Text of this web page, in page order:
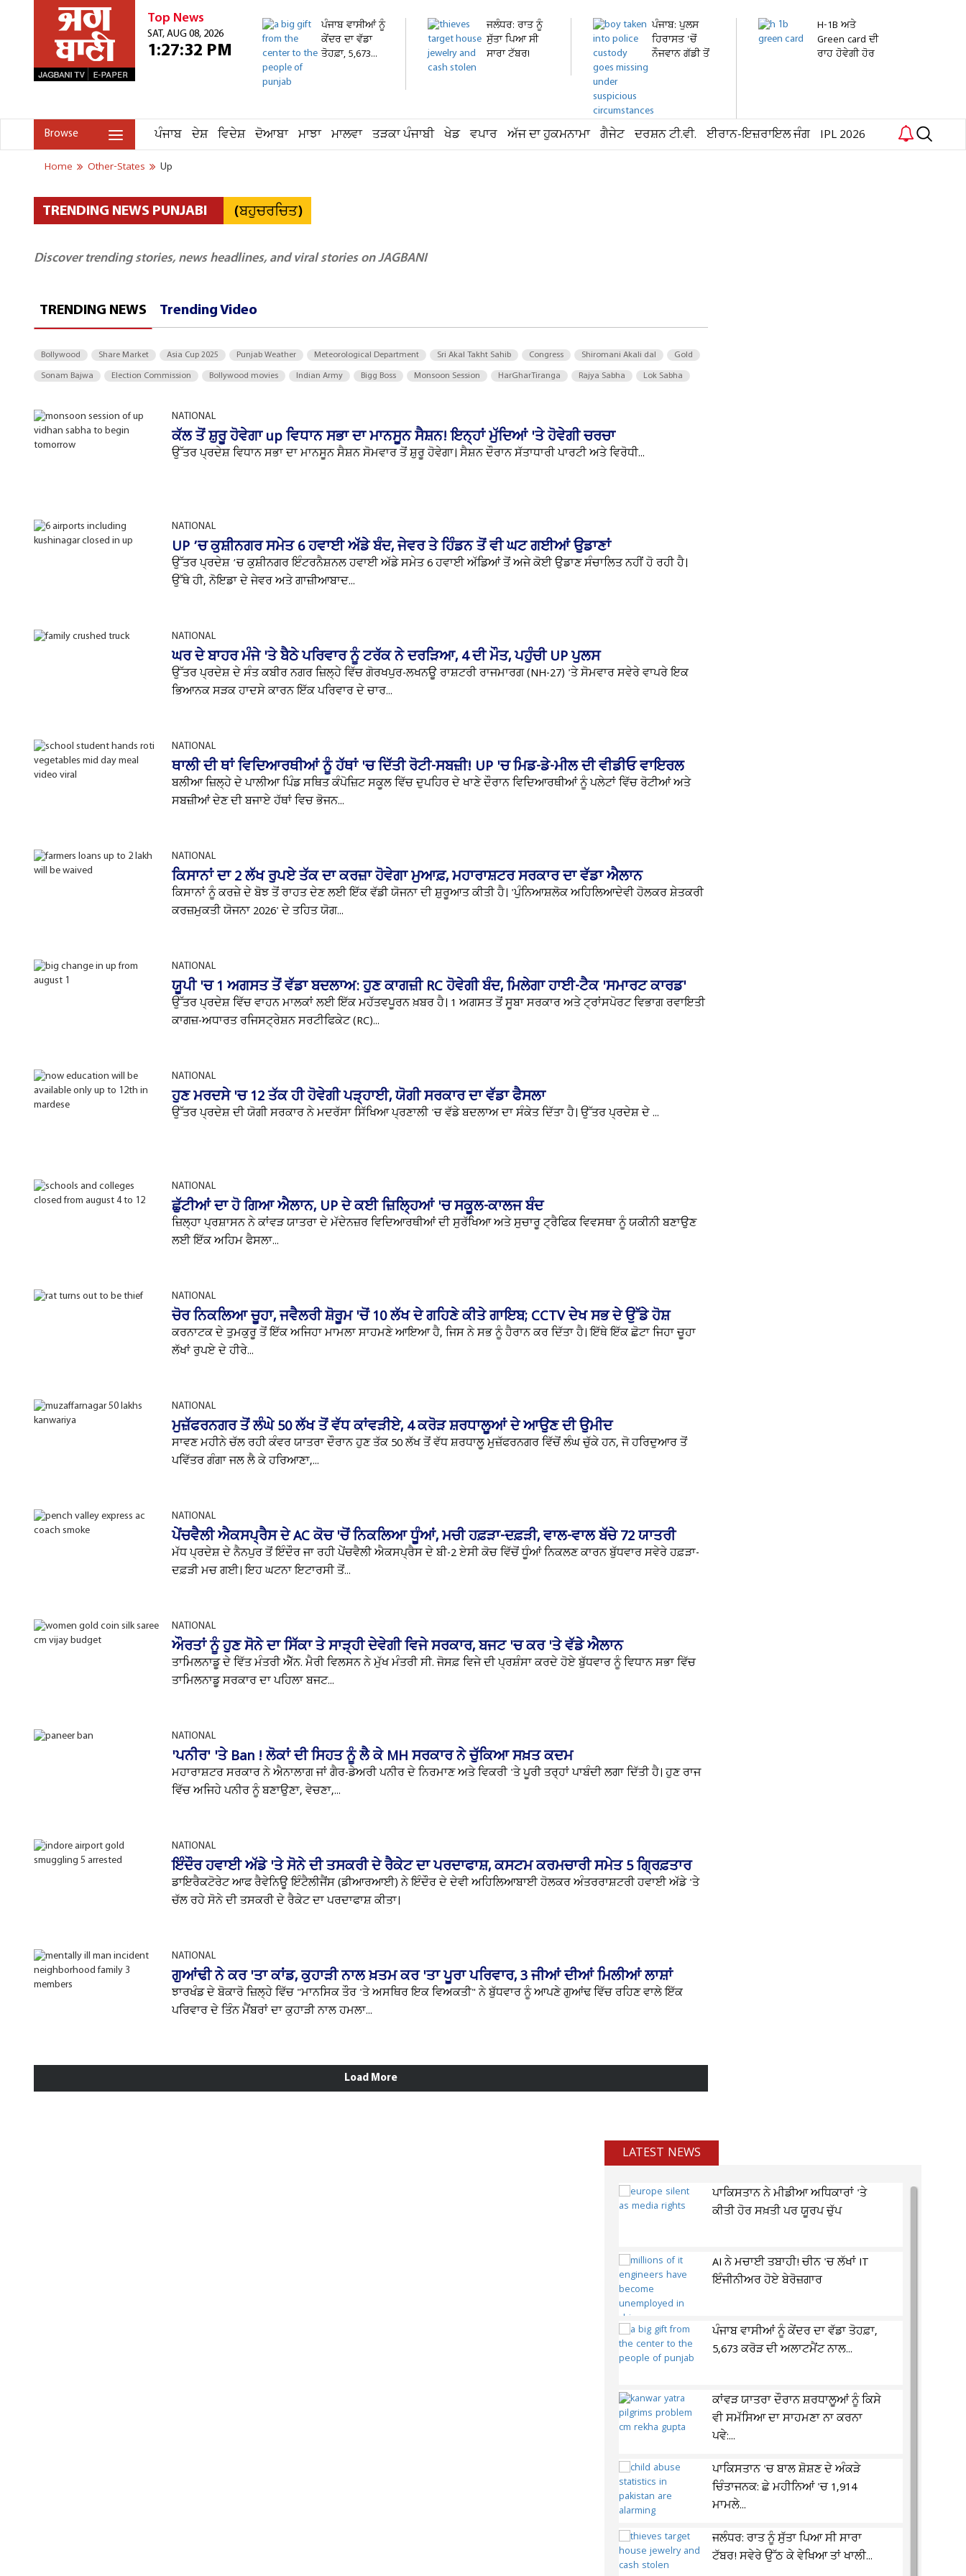
Top News
SAT, AUG 08, 2026
1:27:32 PM
ਪੰਜਾਬ ਵਾਸੀਆਂ ਨੂੰ
ਕੇਂਦਰ ਦਾ ਵੱਡਾ
ਤੋਹਫ਼ਾ, 5,673...
ਜਲੰਧਰ: ਰਾਤ ਨੂੰ
ਸੁੱਤਾ ਪਿਆ ਸੀ
ਸਾਰਾ ਟੱਬਰ!
ਪੰਜਾਬ: ਪੁਲਸ
ਹਿਰਾਸਤ 'ਚੋਂ
ਨੌਜਵਾਨ ਗੱਡੀ ਤੋਂ
H-1B ਅਤੇ
Green card ਦੀ
ਰਾਹ ਹੋਵੇਗੀ ਹੋਰ
Browse ਪੰਜਾਬ ਦੇਸ਼ ਵਿਦੇਸ਼ ਦੋਆਬਾ ਮਾਝਾ ਮਾਲਵਾ ਤੜਕਾ ਪੰਜਾਬੀ ਖੇਡ ਵਪਾਰ ਅੱਜ ਦਾ ਹੁਕਮਨਾਮਾ ਗੈਜੇਟ ਦਰਸ਼ਨ ਟੀ.ਵੀ. ਈਰਾਨ-ਇਜ਼ਰਾਇਲ ਜੰਗ IPL 2026
Home Other-States Up
TRENDING NEWS PUNJABI (ਬਹੁਚਰਚਿਤ)
Discover trending stories, news headlines, and viral stories on JAGBANI
TRENDING NEWS Trending Video
Bollywood Share Market Asia Cup 2025 Punjab Weather Meteorological Department Sri Akal Takht Sahib Congress Shiromani Akali dal Gold
Sonam Bajwa Election Commission Bollywood movies Indian Army Bigg Boss Monsoon Session HarGharTiranga Rajya Sabha Lok Sabha
NATIONAL
ਕੱਲ ਤੋਂ ਸ਼ੁਰੂ ਹੋਵੇਗਾ up ਵਿਧਾਨ ਸਭਾ ਦਾ ਮਾਨਸੂਨ ਸੈਸ਼ਨ! ਇਨ੍ਹਾਂ ਮੁੱਦਿਆਂ 'ਤੇ ਹੋਵੇਗੀ ਚਰਚਾ
ਉੱਤਰ ਪ੍ਰਦੇਸ਼ ਵਿਧਾਨ ਸਭਾ ਦਾ ਮਾਨਸੂਨ ਸੈਸ਼ਨ ਸੋਮਵਾਰ ਤੋਂ ਸ਼ੁਰੂ ਹੋਵੇਗਾ। ਸੈਸ਼ਨ ਦੌਰਾਨ ਸੱਤਾਧਾਰੀ ਪਾਰਟੀ ਅਤੇ ਵਿਰੋਧੀ...
NATIONAL
UP ’ਚ ਕੁਸ਼ੀਨਗਰ ਸਮੇਤ 6 ਹਵਾਈ ਅੱਡੇ ਬੰਦ, ਜੇਵਰ ਤੇ ਹਿੰਡਨ ਤੋਂ ਵੀ ਘਟ ਗਈਆਂ ਉਡਾਣਾਂ
ਉੱਤਰ ਪ੍ਰਦੇਸ਼ ’ਚ ਕੁਸ਼ੀਨਗਰ ਇੰਟਰਨੈਸ਼ਨਲ ਹਵਾਈ ਅੱਡੇ ਸਮੇਤ 6 ਹਵਾਈ ਅੱਡਿਆਂ ਤੋਂ ਅਜੇ ਕੋਈ ਉਡਾਣ ਸੰਚਾਲਿਤ ਨਹੀਂ ਹੋ ਰਹੀ ਹੈ।
ਉੱਥੇ ਹੀ, ਨੋਇਡਾ ਦੇ ਜੇਵਰ ਅਤੇ ਗਾਜ਼ੀਆਬਾਦ...
NATIONAL
ਘਰ ਦੇ ਬਾਹਰ ਮੰਜੇ 'ਤੇ ਬੈਠੇ ਪਰਿਵਾਰ ਨੂੰ ਟਰੱਕ ਨੇ ਦਰੜਿਆ, 4 ਦੀ ਮੌਤ, ਪਹੁੰਚੀ UP ਪੁਲਸ
ਉੱਤਰ ਪ੍ਰਦੇਸ਼ ਦੇ ਸੰਤ ਕਬੀਰ ਨਗਰ ਜ਼ਿਲ੍ਹੇ ਵਿੱਚ ਗੋਰਖਪੁਰ-ਲਖਨਊ ਰਾਸ਼ਟਰੀ ਰਾਜਮਾਰਗ (NH-27) 'ਤੇ ਸੋਮਵਾਰ ਸਵੇਰੇ ਵਾਪਰੇ ਇਕ
ਭਿਆਨਕ ਸੜਕ ਹਾਦਸੇ ਕਾਰਨ ਇੱਕ ਪਰਿਵਾਰ ਦੇ ਚਾਰ...
NATIONAL
ਥਾਲੀ ਦੀ ਥਾਂ ਵਿਦਿਆਰਥੀਆਂ ਨੂੰ ਹੱਥਾਂ 'ਚ ਦਿੱਤੀ ਰੋਟੀ-ਸਬਜ਼ੀ! UP 'ਚ ਮਿਡ-ਡੇ-ਮੀਲ ਦੀ ਵੀਡੀਓ ਵਾਇਰਲ
ਬਲੀਆ ਜ਼ਿਲ੍ਹੇ ਦੇ ਪਾਲੀਆ ਪਿੰਡ ਸਥਿਤ ਕੰਪੋਜ਼ਿਟ ਸਕੂਲ ਵਿੱਚ ਦੁਪਹਿਰ ਦੇ ਖਾਣੇ ਦੌਰਾਨ ਵਿਦਿਆਰਥੀਆਂ ਨੂੰ ਪਲੇਟਾਂ ਵਿੱਚ ਰੋਟੀਆਂ ਅਤੇ
ਸਬਜ਼ੀਆਂ ਦੇਣ ਦੀ ਬਜਾਏ ਹੱਥਾਂ ਵਿਚ ਭੋਜਨ...
NATIONAL
ਕਿਸਾਨਾਂ ਦਾ 2 ਲੱਖ ਰੁਪਏ ਤੱਕ ਦਾ ਕਰਜ਼ਾ ਹੋਵੇਗਾ ਮੁਆਫ਼, ਮਹਾਰਾਸ਼ਟਰ ਸਰਕਾਰ ਦਾ ਵੱਡਾ ਐਲਾਨ
ਕਿਸਾਨਾਂ ਨੂੰ ਕਰਜ਼ੇ ਦੇ ਬੋਝ ਤੋਂ ਰਾਹਤ ਦੇਣ ਲਈ ਇੱਕ ਵੱਡੀ ਯੋਜਨਾ ਦੀ ਸ਼ੁਰੂਆਤ ਕੀਤੀ ਹੈ। 'ਪੁੰਨਿਆਸ਼ਲੋਕ ਅਹਿਲਿਆਦੇਵੀ ਹੋਲਕਰ ਸ਼ੇਤਕਰੀ
ਕਰਜ਼ਮੁਕਤੀ ਯੋਜਨਾ 2026' ਦੇ ਤਹਿਤ ਯੋਗ...
NATIONAL
ਯੂਪੀ 'ਚ 1 ਅਗਸਤ ਤੋਂ ਵੱਡਾ ਬਦਲਾਅ: ਹੁਣ ਕਾਗਜ਼ੀ RC ਹੋਵੇਗੀ ਬੰਦ, ਮਿਲੇਗਾ ਹਾਈ-ਟੈਕ 'ਸਮਾਰਟ ਕਾਰਡ'
ਉੱਤਰ ਪ੍ਰਦੇਸ਼ ਵਿੱਚ ਵਾਹਨ ਮਾਲਕਾਂ ਲਈ ਇੱਕ ਮਹੱਤਵਪੂਰਨ ਖ਼ਬਰ ਹੈ। 1 ਅਗਸਤ ਤੋਂ ਸੂਬਾ ਸਰਕਾਰ ਅਤੇ ਟ੍ਰਾਂਸਪੋਰਟ ਵਿਭਾਗ ਰਵਾਇਤੀ
ਕਾਗਜ਼-ਅਧਾਰਤ ਰਜਿਸਟ੍ਰੇਸ਼ਨ ਸਰਟੀਫਿਕੇਟ (RC)...
NATIONAL
ਹੁਣ ਮਰਦਸੇ 'ਚ 12 ਤੱਕ ਹੀ ਹੋਵੇਗੀ ਪੜ੍ਹਾਈ, ਯੋਗੀ ਸਰਕਾਰ ਦਾ ਵੱਡਾ ਫੈਸਲਾ
ਉੱਤਰ ਪ੍ਰਦੇਸ਼ ਦੀ ਯੋਗੀ ਸਰਕਾਰ ਨੇ ਮਦਰੱਸਾ ਸਿੱਖਿਆ ਪ੍ਰਣਾਲੀ 'ਚ ਵੱਡੇ ਬਦਲਾਅ ਦਾ ਸੰਕੇਤ ਦਿੱਤਾ ਹੈ। ਉੱਤਰ ਪ੍ਰਦੇਸ਼ ਦੇ ...
NATIONAL
ਛੁੱਟੀਆਂ ਦਾ ਹੋ ਗਿਆ ਐਲਾਨ, UP ਦੇ ਕਈ ਜ਼ਿਲ੍ਹਿਆਂ 'ਚ ਸਕੂਲ-ਕਾਲਜ ਬੰਦ
ਜ਼ਿਲ੍ਹਾ ਪ੍ਰਸ਼ਾਸਨ ਨੇ ਕਾਂਵੜ ਯਾਤਰਾ ਦੇ ਮੱਦੇਨਜ਼ਰ ਵਿਦਿਆਰਥੀਆਂ ਦੀ ਸੁਰੱਖਿਆ ਅਤੇ ਸੁਚਾਰੂ ਟ੍ਰੈਫਿਕ ਵਿਵਸਥਾ ਨੂੰ ਯਕੀਨੀ ਬਣਾਉਣ
ਲਈ ਇੱਕ ਅਹਿਮ ਫੈਸਲਾ...
NATIONAL
ਚੋਰ ਨਿਕਲਿਆ ਚੂਹਾ, ਜਵੈਲਰੀ ਸ਼ੋਰੂਮ 'ਚੋਂ 10 ਲੱਖ ਦੇ ਗਹਿਣੇ ਕੀਤੇ ਗਾਇਬ; CCTV ਦੇਖ ਸਭ ਦੇ ਉੱਡੇ ਹੋਸ਼
ਕਰਨਾਟਕ ਦੇ ਤੁਮਕੁਰੂ ਤੋਂ ਇੱਕ ਅਜਿਹਾ ਮਾਮਲਾ ਸਾਹਮਣੇ ਆਇਆ ਹੈ, ਜਿਸ ਨੇ ਸਭ ਨੂੰ ਹੈਰਾਨ ਕਰ ਦਿੱਤਾ ਹੈ। ਇੱਥੇ ਇੱਕ ਛੋਟਾ ਜਿਹਾ ਚੂਹਾ
ਲੱਖਾਂ ਰੁਪਏ ਦੇ ਹੀਰੇ...
NATIONAL
ਮੁਜ਼ੱਫਰਨਗਰ ਤੋਂ ਲੰਘੇ 50 ਲੱਖ ਤੋਂ ਵੱਧ ਕਾਂਵੜੀਏ, 4 ਕਰੋੜ ਸ਼ਰਧਾਲੂਆਂ ਦੇ ਆਉਣ ਦੀ ਉਮੀਦ
ਸਾਵਣ ਮਹੀਨੇ ਚੱਲ ਰਹੀ ਕੰਵਰ ਯਾਤਰਾ ਦੌਰਾਨ ਹੁਣ ਤੱਕ 50 ਲੱਖ ਤੋਂ ਵੱਧ ਸ਼ਰਧਾਲੂ ਮੁਜ਼ੱਫਰਨਗਰ ਵਿੱਚੋਂ ਲੰਘ ਚੁੱਕੇ ਹਨ, ਜੋ ਹਰਿਦੁਆਰ ਤੋਂ
ਪਵਿੱਤਰ ਗੰਗਾ ਜਲ ਲੈ ਕੇ ਹਰਿਆਣਾ,...
NATIONAL
ਪੇਂਚਵੈਲੀ ਐਕਸਪ੍ਰੈਸ ਦੇ AC ਕੋਚ 'ਚੋਂ ਨਿਕਲਿਆ ਧੂੰਆਂ, ਮਚੀ ਹਫ਼ੜਾ-ਦਫ਼ੜੀ, ਵਾਲ-ਵਾਲ ਬੱਚੇ 72 ਯਾਤਰੀ
ਮੱਧ ਪ੍ਰਦੇਸ਼ ਦੇ ਨੈਨਪੁਰ ਤੋਂ ਇੰਦੌਰ ਜਾ ਰਹੀ ਪੇਂਚਵੈਲੀ ਐਕਸਪ੍ਰੈਸ ਦੇ ਬੀ-2 ਏਸੀ ਕੋਚ ਵਿੱਚੋਂ ਧੂੰਆਂ ਨਿਕਲਣ ਕਾਰਨ ਬੁੱਧਵਾਰ ਸਵੇਰੇ ਹਫ਼ੜਾ-
ਦਫ਼ੜੀ ਮਚ ਗਈ। ਇਹ ਘਟਨਾ ਇਟਾਰਸੀ ਤੋਂ...
NATIONAL
ਔਰਤਾਂ ਨੂੰ ਹੁਣ ਸੋਨੇ ਦਾ ਸਿੱਕਾ ਤੇ ਸਾੜ੍ਹੀ ਦੇਵੇਗੀ ਵਿਜੇ ਸਰਕਾਰ, ਬਜਟ 'ਚ ਕਰ 'ਤੇ ਵੱਡੇ ਐਲਾਨ
ਤਾਮਿਲਨਾਡੂ ਦੇ ਵਿੱਤ ਮੰਤਰੀ ਐੱਨ. ਮੈਰੀ ਵਿਲਸਨ ਨੇ ਮੁੱਖ ਮੰਤਰੀ ਸੀ. ਜੋਸਫ਼ ਵਿਜੇ ਦੀ ਪ੍ਰਸ਼ੰਸਾ ਕਰਦੇ ਹੋਏ ਬੁੱਧਵਾਰ ਨੂੰ ਵਿਧਾਨ ਸਭਾ ਵਿੱਚ
ਤਾਮਿਲਨਾਡੂ ਸਰਕਾਰ ਦਾ ਪਹਿਲਾ ਬਜਟ...
NATIONAL
'ਪਨੀਰ' 'ਤੇ Ban ! ਲੋਕਾਂ ਦੀ ਸਿਹਤ ਨੂੰ ਲੈ ਕੇ MH ਸਰਕਾਰ ਨੇ ਚੁੱਕਿਆ ਸਖ਼ਤ ਕਦਮ
ਮਹਾਰਾਸ਼ਟਰ ਸਰਕਾਰ ਨੇ ਐਨਾਲਾਗ ਜਾਂ ਗੈਰ-ਡੇਅਰੀ ਪਨੀਰ ਦੇ ਨਿਰਮਾਣ ਅਤੇ ਵਿਕਰੀ 'ਤੇ ਪੂਰੀ ਤਰ੍ਹਾਂ ਪਾਬੰਦੀ ਲਗਾ ਦਿੱਤੀ ਹੈ। ਹੁਣ ਰਾਜ
ਵਿੱਚ ਅਜਿਹੇ ਪਨੀਰ ਨੂੰ ਬਣਾਉਣਾ, ਵੇਚਣਾ,...
NATIONAL
ਇੰਦੌਰ ਹਵਾਈ ਅੱਡੇ 'ਤੇ ਸੋਨੇ ਦੀ ਤਸਕਰੀ ਦੇ ਰੈਕੇਟ ਦਾ ਪਰਦਾਫਾਸ਼, ਕਸਟਮ ਕਰਮਚਾਰੀ ਸਮੇਤ 5 ਗ੍ਰਿਫ਼ਤਾਰ
ਡਾਇਰੈਕਟੋਰੇਟ ਆਫ ਰੈਵੇਨਿਊ ਇੰਟੈਲੀਜੈਂਸ (ਡੀਆਰਆਈ) ਨੇ ਇੰਦੌਰ ਦੇ ਦੇਵੀ ਅਹਿਲਿਆਬਾਈ ਹੋਲਕਰ ਅੰਤਰਰਾਸ਼ਟਰੀ ਹਵਾਈ ਅੱਡੇ 'ਤੇ
ਚੱਲ ਰਹੇ ਸੋਨੇ ਦੀ ਤਸਕਰੀ ਦੇ ਰੈਕੇਟ ਦਾ ਪਰਦਾਫਾਸ਼ ਕੀਤਾ।
NATIONAL
ਗੁਆਂਢੀ ਨੇ ਕਰ 'ਤਾ ਕਾਂਡ, ਕੁਹਾੜੀ ਨਾਲ ਖ਼ਤਮ ਕਰ 'ਤਾ ਪੂਰਾ ਪਰਿਵਾਰ, 3 ਜੀਆਂ ਦੀਆਂ ਮਿਲੀਆਂ ਲਾਸ਼ਾਂ
ਝਾਰਖੰਡ ਦੇ ਬੋਕਾਰੋ ਜ਼ਿਲ੍ਹੇ ਵਿੱਚ "ਮਾਨਸਿਕ ਤੌਰ 'ਤੇ ਅਸਥਿਰ ਇਕ ਵਿਅਕਤੀ" ਨੇ ਬੁੱਧਵਾਰ ਨੂੰ ਆਪਣੇ ਗੁਆਂਢ ਵਿੱਚ ਰਹਿਣ ਵਾਲੇ ਇੱਕ
ਪਰਿਵਾਰ ਦੇ ਤਿੰਨ ਮੈਂਬਰਾਂ ਦਾ ਕੁਹਾੜੀ ਨਾਲ ਹਮਲਾ...
Load More
LATEST NEWS
ਪਾਕਿਸਤਾਨ ਨੇ ਮੀਡੀਆ ਅਧਿਕਾਰਾਂ 'ਤੇ
ਕੀਤੀ ਹੋਰ ਸਖ਼ਤੀ ਪਰ ਯੂਰਪ ਚੁੱਪ
AI ਨੇ ਮਚਾਈ ਤਬਾਹੀ! ਚੀਨ 'ਚ ਲੱਖਾਂ IT
ਇੰਜੀਨੀਅਰ ਹੋਏ ਬੇਰੋਜ਼ਗਾਰ
ਪੰਜਾਬ ਵਾਸੀਆਂ ਨੂੰ ਕੇਂਦਰ ਦਾ ਵੱਡਾ ਤੋਹਫ਼ਾ,
5,673 ਕਰੋੜ ਦੀ ਅਲਾਟਮੈਂਟ ਨਾਲ...
ਕਾਂਵੜ ਯਾਤਰਾ ਦੌਰਾਨ ਸ਼ਰਧਾਲੂਆਂ ਨੂੰ ਕਿਸੇ
ਵੀ ਸਮੱਸਿਆ ਦਾ ਸਾਹਮਣਾ ਨਾ ਕਰਨਾ
ਪਵੇ:...
ਪਾਕਿਸਤਾਨ 'ਚ ਬਾਲ ਸ਼ੋਸ਼ਣ ਦੇ ਅੰਕੜੇ
ਚਿੰਤਾਜਨਕ: ਛੇ ਮਹੀਨਿਆਂ 'ਚ 1,914
ਮਾਮਲੇ...
ਜਲੰਧਰ: ਰਾਤ ਨੂੰ ਸੁੱਤਾ ਪਿਆ ਸੀ ਸਾਰਾ
ਟੱਬਰ! ਸਵੇਰੇ ਉੱਠ ਕੇ ਵੇਖਿਆ ਤਾਂ ਖਾਲੀ...